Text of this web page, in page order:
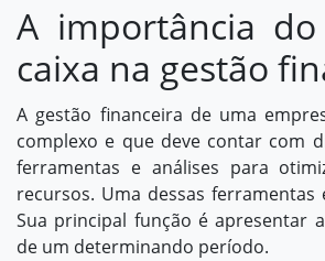
A importância
caixa na gestão
A gestão financeira de uma
complexo e que deve contar com
ferramentas e análises para
recursos. Uma dessas ferramentas
Sua principal função é apresentar
de um determinando período.